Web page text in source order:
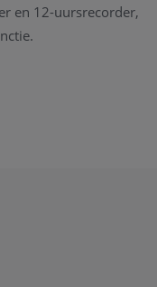
en 12-uursrecorder,
beroemde stip
321 - beroemd